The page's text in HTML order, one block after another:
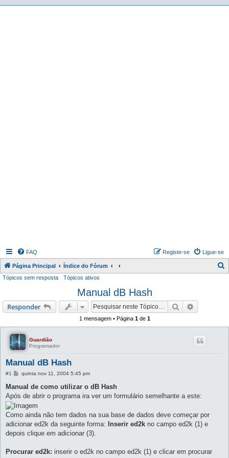
FAQ Ligue-se
Registe-se
Página Principal Índice do Fórum
i
Tópicos sem resposta Tópicos ativos
Manual dB Hash
Responder Pesquisar
1 mensagem • Página 1de 1
Guardião
Programador
Manual dB Hash
#1
M
n
a
g
e
m
quinta nov 11, 2004 5:45 pm
Manual de como utilizar o dB Hash
Após de abrir o programa ira ver um formulário semelhante a este:
Como ainda não tem dados na sua base de dados deve começar por
adicionar ed2k da seguinte forma: Inserir ed2k no campo ed2k (1) e
depois clique em adicionar (3).
Procurar ed2k: inserir o ed2k no campo ed2k (1) e clicar em procurar